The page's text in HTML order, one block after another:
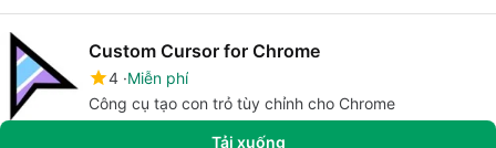
Custom Cursor for Chrome
4 Miễn phí
Công cụ tạo con trỏ tùy chỉnh cho Chrome
Tải xuống